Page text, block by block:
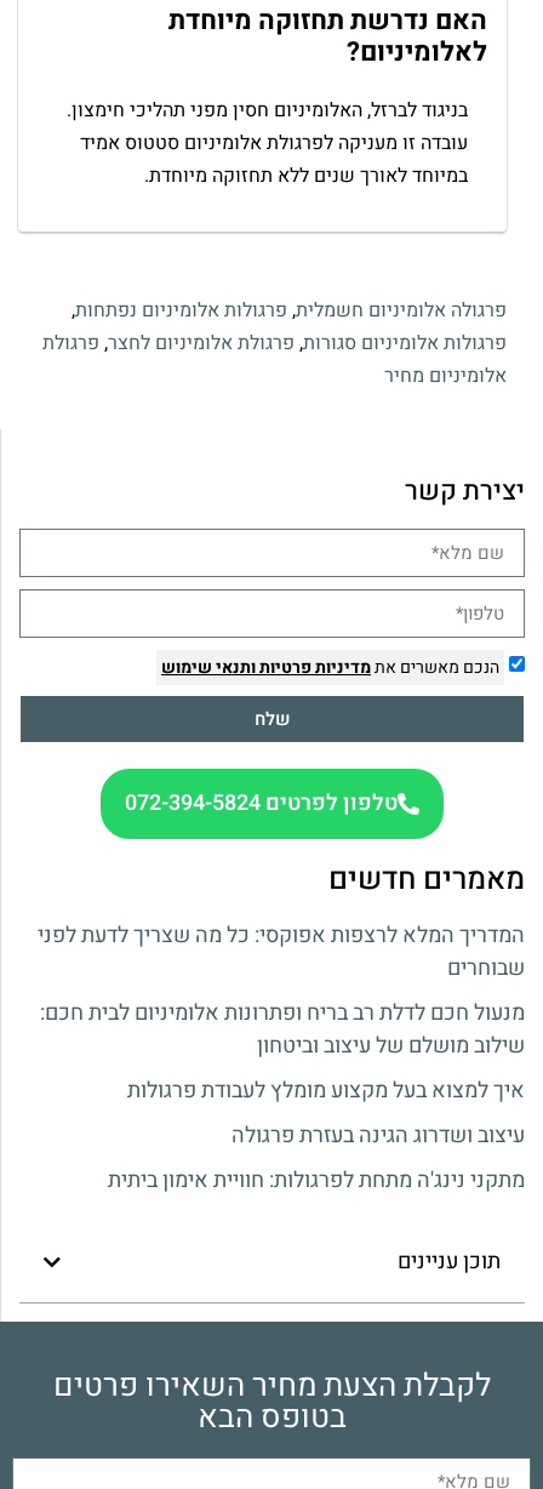
יצירת קשר
הנכם מאשרים אתמדיניות פרטיותותנאי שימוש
שלח
טלפון לפרטים 072-394-5824
מאמרים חדשים
המדריך המלא לרצפות אפוקסי: כל מה שצריך לדעת לפני
שבוחרים
מנעול חכם לדלת רב בריח ופתרונות אלומיניום לבית חכם:
שילוב מושלם של עיצוב וביטחון
איך למצוא בעל מקצוע מומלץ לעבודת פרגולות
עיצוב ושדרוג הגינה בעזרת פרגולה
מתקני נינג'ה מתחת לפרגולות: חוויית אימון ביתית
תוכן עניינים
האם נדרשת תחזוקה מיוחדת
לאלומיניום?
בניגוד לברזל, האלומיניום חסין מפני תהליכי חימצון.
עובדה זו מעניקה לפרגולת אלומיניום סטטוס אמיד
במיוחד לאורך שנים ללא תחזוקה מיוחדת.
פרגולה אלומיניום חשמלית, פרגולות אלומיניום נפתחות,
פרגולות אלומיניום סגורות, פרגולת אלומיניום לחצר, פרגולת
אלומיניום מחיר
לקבלת הצעת מחיר השאירו פרטים
בטופס הבא